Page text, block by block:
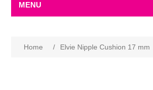
MENU
Home / Elvie Nipple Cushion 17 mm